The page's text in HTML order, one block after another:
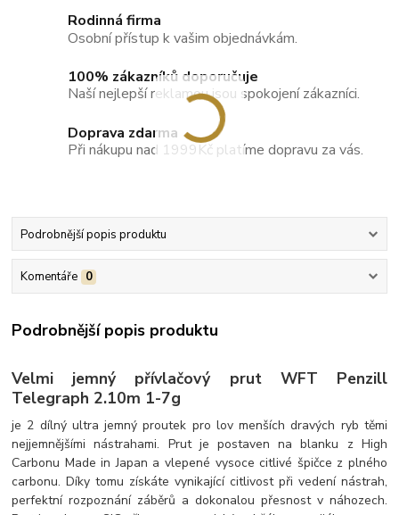
Rodinná firma
Osobní přístup k vašim objednávkám.
100% zákazníků doporučuje
Naší nejlepší reklamou jsou spokojení zákazníci.
Doprava zdarma
Při nákupu nad 1999Kč platíme dopravu za vás.
Podrobnější popis produktu
Komentáře 0
Podrobnější popis produktu
Velmi jemný přívlačový prut WFT Penzill
Telegraph 2.10m 1-7g
je 2 dílný ultra jemný proutek pro lov menších dravých ryb těmi
nejjemnějšími nástrahami. Prut je postaven na blanku z High
Carbonu Made in Japan a vlepené vysoce citlivé špičce z plného
carbonu. Díky tomu získáte vynikající citlivost při vedení nástrah,
perfektní rozpoznání záběrů a dokonalou přesnost v náhozech.